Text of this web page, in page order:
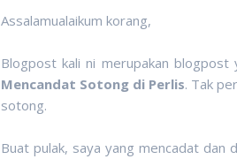
Assalamualaikum korang,
Blogpost kali ni merupakan blogpost
Mencandat Sotong di Perlis. Tak
sotong.
Buat pulak, saya yang mencadat dan